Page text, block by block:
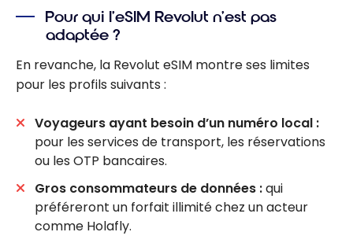
Pour qui l’eSIM Revolut n’est pas
adaptée ?
En revanche, la Revolut eSIM montre ses limites
pour les profils suivants :
Voyageurs ayant besoin d’un numéro local :
pour les services de transport, les réservations
ou les OTP bancaires.
Gros consommateurs de données :qui
préféreront un forfait illimité chez un acteur
comme Holafly.